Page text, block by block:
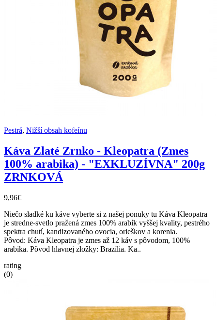
Pestrá, Nižší obsah kofeínu
Káva Zlaté Zrnko - Kleopatra (Zmes
100% arabika) - "EXKLUZÍVNA" 200g
ZRNKOVÁ
9,96€
Niečo sladké ku káve vyberte si z našej ponuky tu Káva Kleopatra
je stredne-svetlo pražená zmes 100% arabík vyššej kvality, pestrého
spektra chutí, kandizovaného ovocia, orieškov a korenia.
Pôvod: Káva Kleopatra je zmes až 12 káv s pôvodom, 100%
arabika. Pôvod hlavnej zložky: Brazília. Ka..
rating
(0)